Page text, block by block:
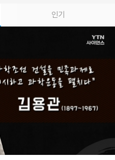
인기